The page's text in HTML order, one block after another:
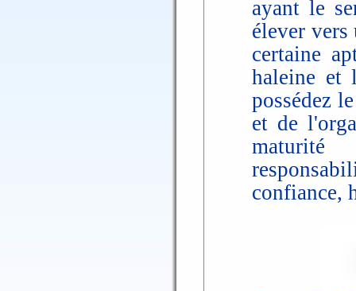
ayant le
élever vers
certaine
haleine et
possédez
et de
confiance,